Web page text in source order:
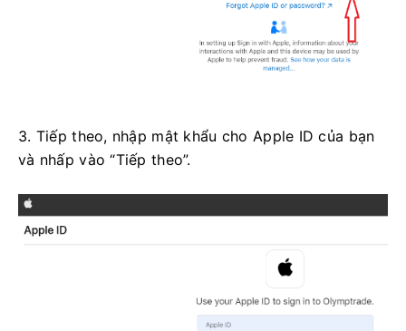
3. Tiếp theo, nhập mật khẩu cho Apple ID của bạn
và nhấp vào “Tiếp theo”.